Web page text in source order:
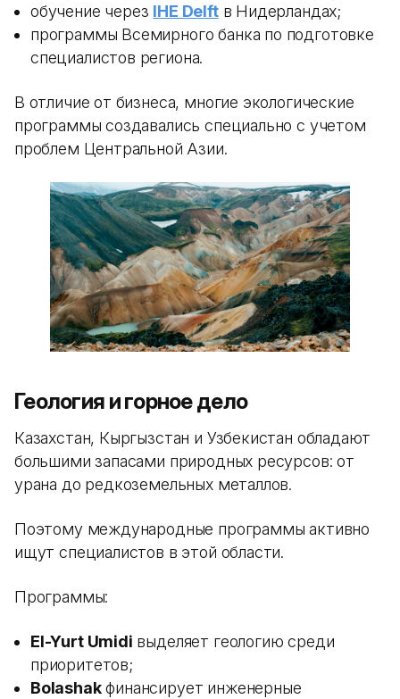
обучение через IHE Delftв Нидерландах;
программы Всемирного банка по подготовке
специалистов региона.
В отличие от бизнеса, многие экологические
программы создавались специально с учетом
проблем Центральной Азии.
Геология и горное дело
Казахстан, Кыргызстан и Узбекистан обладают
большими запасами природных ресурсов: от
урана до редкоземельных металлов.
Поэтому международные программы активно
ищут специалистов в этой области.
Программы:
El-Yurt Umidi выделяет геологию среди
приоритетов;
Bolashakфинансирует инженерные